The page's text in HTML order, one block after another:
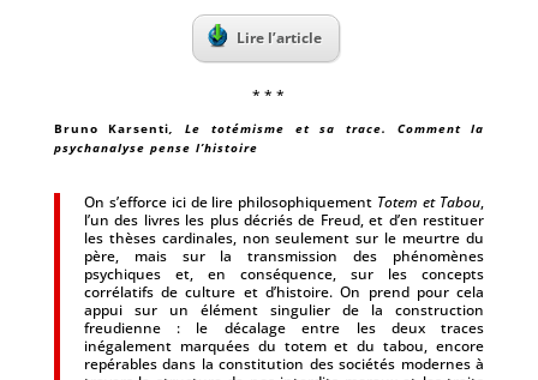
Lire l’article
* * *
Bruno Karsenti, Le totémisme et sa trace. Comment la
psychanalyse pense l’histoire
On s’efforce ici de lire philosophiquement Totem et Tabou,
l’un des livres les plus décriés de Freud, et d’en restituer
les thèses cardinales, non seulement sur le meurtre du
père, mais sur la transmission des phénomènes
psychiques et, en conséquence, sur les concepts
corrélatifs de culture et d’histoire. On prend pour cela
appui sur un élément singulier de la construction
freudienne : le décalage entre les deux traces
inégalement marquées du totem et du tabou, encore
repérables dans la constitution des sociétés modernes à